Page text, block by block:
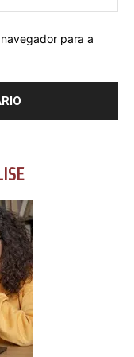
para a